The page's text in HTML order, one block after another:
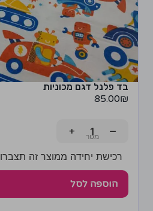
בד פלנל דגם מכוניות
85.00₪
−
+
רכישת יחידה ממוצר זה תצברו 4 נקודות!
הוספה לסל